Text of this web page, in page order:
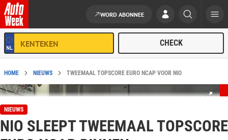
Ga naar de inhoud
WORD ABONNEE
HOME NIEUWS TWEEMAAL TOPSCORE EURO NCAP VOOR NIO
NIEUWS
NIO SLEEPT TWEEMAAL TOPSCORE